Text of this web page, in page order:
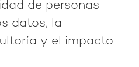
de personas
datos, la
y el impacto